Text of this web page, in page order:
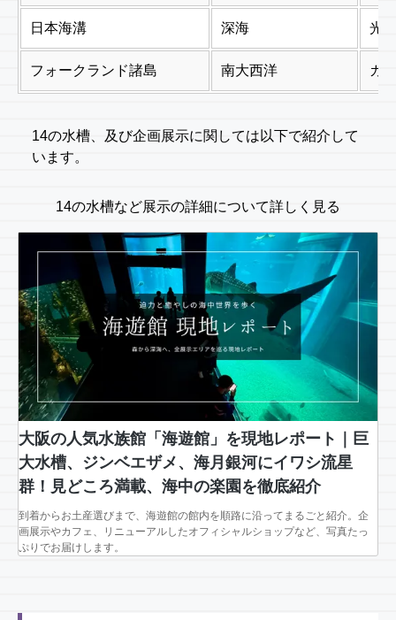
日本海溝 深海 光
フォークランド諸島 南大西洋 ガ
14の水槽、及び企画展示に関しては以下で紹介して
います。
14の水槽など展示の詳細について詳しく見る
大阪の人気水族館「海遊館」を現地レポート｜巨
大水槽、ジンベエザメ、海月銀河にイワシ流星
群！見どころ満載、海中の楽園を徹底紹介
到着からお土産選びまで、海遊館の館内を順路に沿ってまるごと紹介。企
画展示やカフェ、リニューアルしたオフィシャルショップなど、写真たっ
ぷりでお届けします。